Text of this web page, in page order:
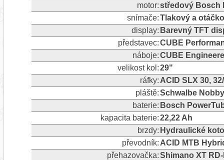
motor:středový Bosch
snímače:Tlakový a
display: Barevný TFT
představec:CUBE
náboje:CUBE
velikost kol:29"
ráfky: ACID SLX 30,
pláště:Schwalbe
baterie: Bosch
kapacita baterie:22,22 Ah
brzdy: Hydraulické
převodník: ACID MTB
přehazovačka:Shimano XT